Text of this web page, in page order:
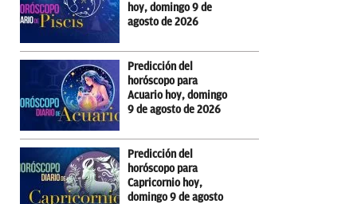
hoy, domingo 9 de
agosto de 2026
Predicción del
horóscopo para
Acuario hoy, domingo
9 de agosto de 2026
Predicción del
horóscopo para
Capricornio hoy,
domingo 9 de agosto